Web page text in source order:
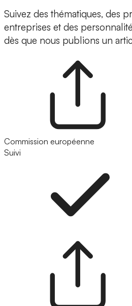
Suivez des thématiques, des
entreprises et des
dès que nous publions un
Commission européenne
Suivi